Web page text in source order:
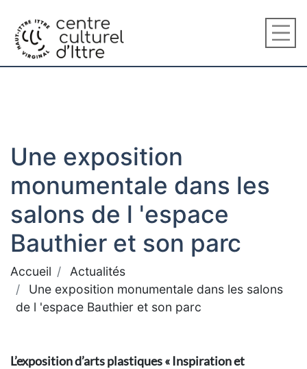
Une exposition
monumentale dans les
salons de l 'espace
Bauthier et son parc
Accueil
Actualités
Une exposition monumentale dans les salons
de l 'espace Bauthier et son parc
L’exposition d’arts plastiques « Inspiration et